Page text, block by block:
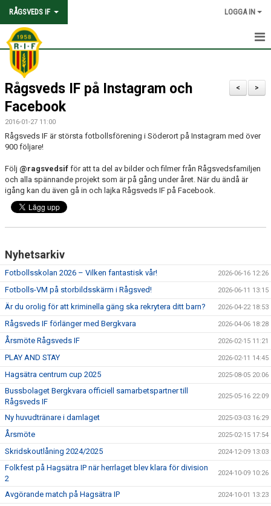
RÅGSVEDS IF LOGGA IN
HEM
KONTAKT
OM FÖRENINGEN
AVGIFTER
TRYGGHET OCH VÄRDEGRUND
KNATTEFOTBOLLSSKOLA
SOCIAL HÅLLBARHET
TRÄNINGSKLÄDER
RÅGSVEDS IF I MEDIA
>
<
Rågsveds IF på Instagram och
Facebook
2016-01-27 11:00
Rågsveds IF är största fotbollsförening i Söderort på Instagram med över
900 följare!
Följ @ragsvedsif för att ta del av bilder och filmer från Rågsvedsfamiljen
och alla spännande projekt som är på gång under året. När du ändå är
igång kan du även gå in och lajka Rågsveds IF på Facebook.
Nyhetsarkiv
Fotbollsskolan 2026 – Vilken fantastisk vår! 2026-06-16 12:26
Fotbolls-VM på storbildsskärm i Rågsved! 2026-06-11 13:15
Är du orolig för att kriminella gäng ska rekrytera ditt barn? 2026-04-22 18:53
Rågsveds IF förlänger med Bergkvara 2026-04-06 18:28
Årsmöte Rågsveds IF 2026-02-15 11:21
PLAY AND STAY 2026-02-11 14:45
Hagsätra centrum cup 2025 2025-08-05 20:06
Bussbolaget Bergkvara officiell samarbetspartner till
Rågsveds IF
2025-05-16 22:09
Ny huvudtränare i damlaget 2025-03-03 16:29
Årsmöte 2025-02-15 17:54
Skridskoutlåning 2024/2025 2024-12-09 13:03
Folkfest på Hagsätra IP när herrlaget blev klara för division
2
2024-10-09 10:26
Avgörande match på Hagsätra IP 2024-10-01 13:23